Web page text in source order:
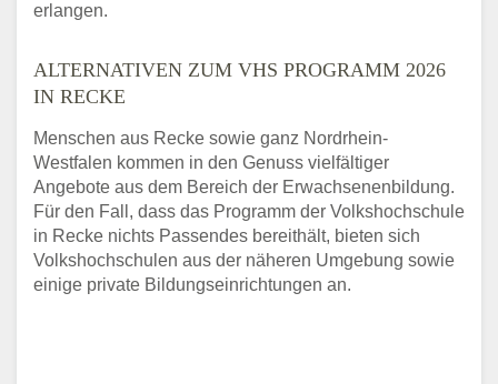
erlangen.
ALTERNATIVEN ZUM VHS PROGRAMM 2026
IN RECKE
Menschen aus Recke sowie ganz Nordrhein-
Westfalen kommen in den Genuss vielfältiger
Angebote aus dem Bereich der Erwachsenenbildung.
Für den Fall, dass das Programm der Volkshochschule
in Recke nichts Passendes bereithält, bieten sich
Volkshochschulen aus der näheren Umgebung sowie
einige private Bildungseinrichtungen an.